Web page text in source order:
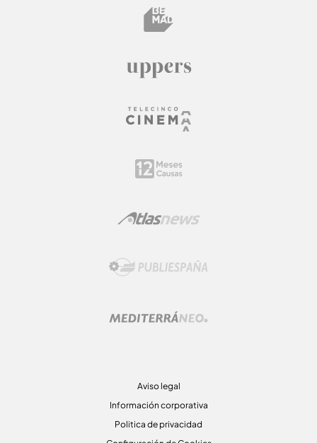
Aviso legal
Información corporativa
Politica de privacidad